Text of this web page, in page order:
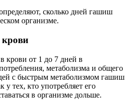
сколько дней гашиш
организме.
крови
крови от 1 до 7 дней в
метаболизма и общего
с быстрым метаболизмом гашиш
у тех, кто употребляет его
в организме дольше.